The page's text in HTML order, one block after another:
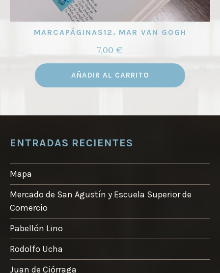
MARCAPÁGINAS12. MAR VAN GOGH
7,00 €
AÑADIR AL CARRITO
ENTRADAS RECIENTES
Mapa
Mercado de San Agustín y Escuela Superior de
Comercio
Pabellón Lino
Rodolfo Ucha
Juan de Ciórraga